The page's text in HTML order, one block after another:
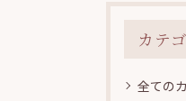
カテ
全ての